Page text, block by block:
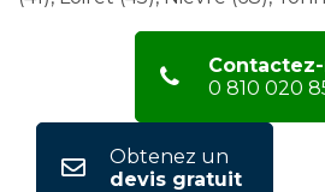
0 810 020
Obtenez un
devis gratuit